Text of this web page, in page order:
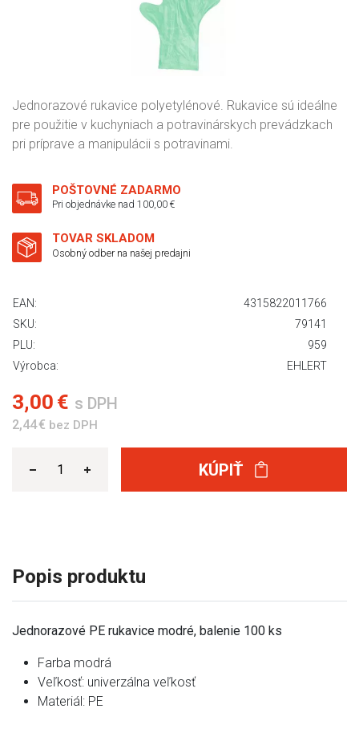
Jednorazové rukavice polyetylénové. Rukavice sú ideálne
pre použitie v kuchyniach a potravinárskych prevádzkach
pri príprave a manipulácii s potravinami.
POŠTOVNÉ ZADARMO
Pri objednávke nad 100,00 €
TOVAR SKLADOM
Osobný odber na našej predajni
EAN:
4315822011766
SKU:
79141
PLU:
959
Výrobca:
EHLERT
3,00 € s DPH
2,44 € bez DPH
KÚPIŤ
Popis produktu
Jednorazové PE rukavice modré, balenie 100 ks
Farba modrá
Veľkosť: univerzálna veľkosť
Materiál: PE